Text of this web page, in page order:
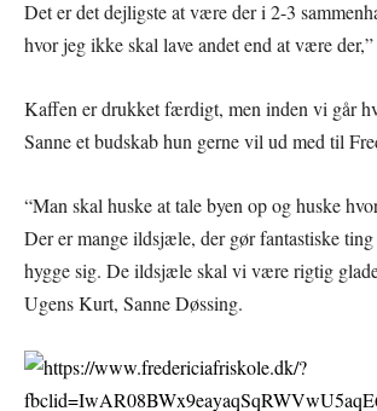
Det er det dejligste at være der i 2-3
hvor jeg ikke skal lave andet end at være
Kaffen er drukket færdigt, men inden vi går
Sanne et budskab hun gerne vil ud med til
“Man skal huske at tale byen op og huske
Der er mange ildsjæle, der gør fantastiske
hygge sig. De ildsjæle skal vi være rigtig
Ugens Kurt, Sanne Døssing.